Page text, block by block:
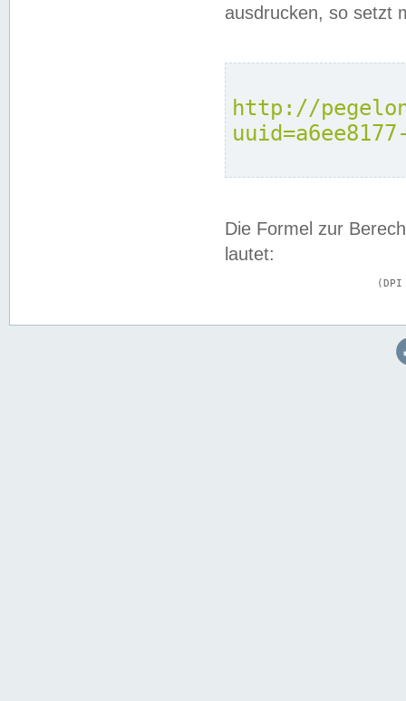
ausdrucken, so setzt
http://
Die Formel zur
lautet: